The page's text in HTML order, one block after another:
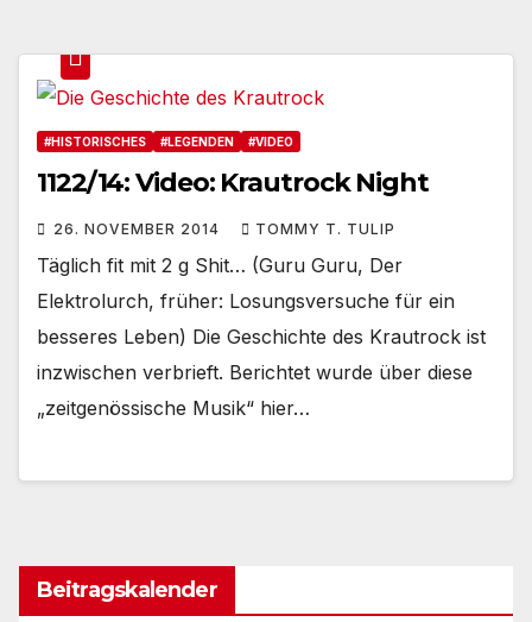
#HISTORISCHES #LEGENDEN #VIDEO
1122/14: Video: Krautrock Night
26. NOVEMBER 2014 TOMMY T. TULIP
Täglich fit mit 2 g Shit… (Guru Guru, Der
Elektrolurch, früher: Losungsversuche für ein
besseres Leben) Die Geschichte des Krautrock ist
inzwischen verbrieft. Berichtet wurde über diese
„zeitgenössische Musik“ hier…
Beitragskalender